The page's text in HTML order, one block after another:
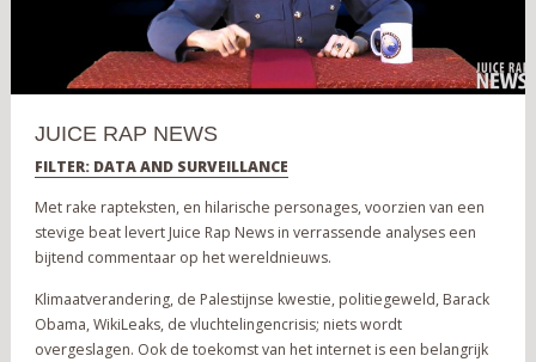
JUICE RAP NEWS
FILTER: DATA AND SURVEILLANCE
Met rake rapteksten, en hilarische personages, voorzien van een
stevige beat levert Juice Rap News in verrassende analyses een
bijtend commentaar op het wereldnieuws.
Klimaatverandering, de Palestijnse kwestie, politiegeweld, Barack
Obama, WikiLeaks, de vluchtelingencrisis; niets wordt
overgeslagen. Ook de toekomst van het internet is een belangrijk